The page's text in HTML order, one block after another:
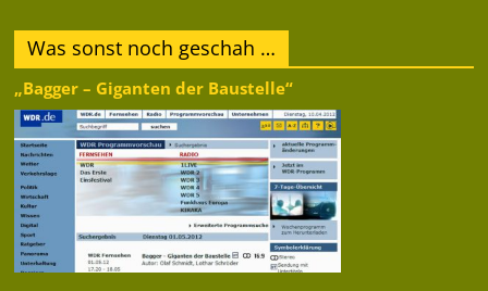
Was sonst noch geschah …
„Bagger – Giganten der Baustelle“